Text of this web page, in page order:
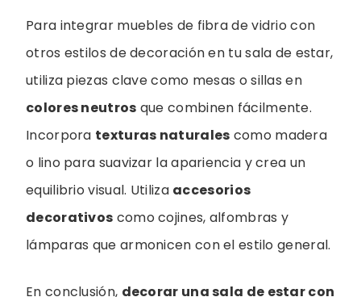
Para integrar muebles de fibra de vidrio con
otros estilos de decoración en tu sala de estar,
utiliza piezas clave como mesas o sillas en
colores neutros que combinen fácilmente.
Incorpora texturas naturales como madera
o lino para suavizar la apariencia y crea un
equilibrio visual. Utiliza accesorios
decorativos como cojines, alfombras y
lámparas que armonicen con el estilo general.
En conclusión, decorar una sala de estar con